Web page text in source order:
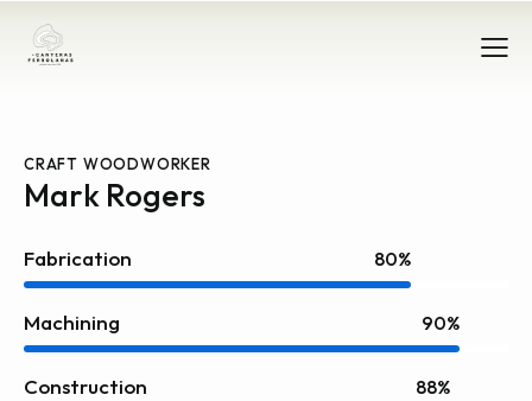
CRAFT WOODWORKER
Mark Rogers
Fabrication 80%
Machining 90%
Construction 88%